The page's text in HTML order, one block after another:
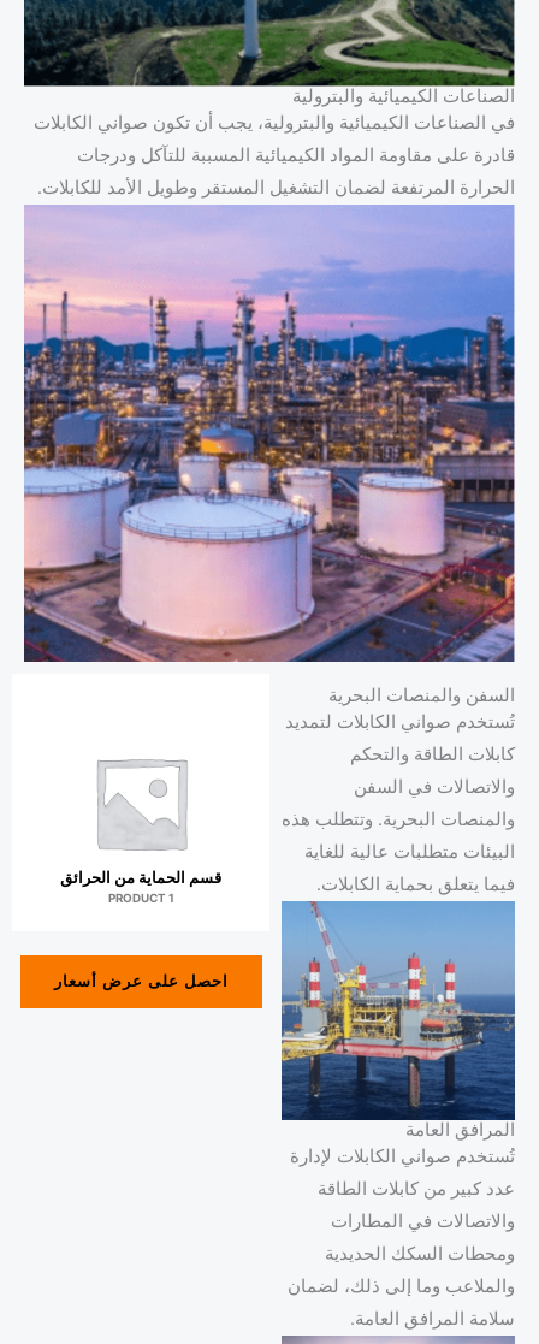
الصناعات الكيميائية والبترولية
في الصناعات الكيميائية والبترولية، يجب أن تكون صواني الكابلات
قادرة على مقاومة المواد الكيميائية المسببة للتآكل ودرجات
الحرارة المرتفعة لضمان التشغيل المستقر وطويل الأمد للكابلات.
السفن والمنصات البحرية
تُستخدم صواني الكابلات لتمديد
كابلات الطاقة والتحكم
والاتصالات في السفن
والمنصات البحرية. وتتطلب هذه
البيئات متطلبات عالية للغاية
فيما يتعلق بحماية الكابلات.
المرافق العامة
تُستخدم صواني الكابلات لإدارة
عدد كبير من كابلات الطاقة
والاتصالات في المطارات
ومحطات السكك الحديدية
والملاعب وما إلى ذلك، لضمان
سلامة المرافق العامة.
قسم الحماية من الحرائق
1 PRODUCT
احصل على عرض أسعار